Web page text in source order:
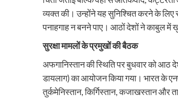
व्यक्त की। उन्होंने यह सुनिश्चित करने के
पनाहगाह न बनने पाए। आठों देशों ने काबुल में
सुरक्षा मामलों के प्रमुखों की बैठक
अफगानिस्तान की स्थिति पर बुधवार को आठ
डायलाग) का आयोजन किया गया। भारत के
तुर्कमेनिस्तान, किर्गिस्तान, कजाखस्तान और